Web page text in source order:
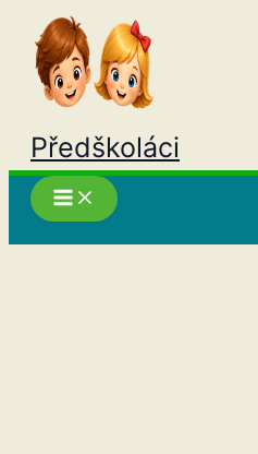
Přeskočit
obsah
Předškoláci